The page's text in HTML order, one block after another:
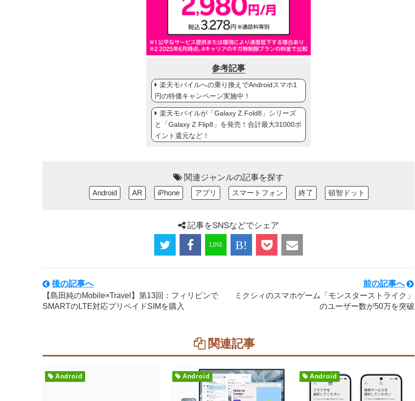
参考記事
楽天モバイルへの乗り換えでAndroidスマホ1
円の特価キャンペーン実施中！
楽天モバイルが「Galaxy Z Fold8」シリーズ
と「Galaxy Z Flip8」を発売！合計最大31000ポ
イント還元など！
関連ジャンルの記事を探す
Android AR iPhone アプリ スマートフォン 終了 頓智ドット
記事をSNSなどでシェア
後の記事へ
【島田純のMobile×Travel】第13回：フィリピンで
SMARTのLTE対応プリペイドSIMを購入
前の記事へ
ミクシィのスマホゲーム「モンスターストライク」
のユーザー数が50万を突破
関連記事
Android Android Android